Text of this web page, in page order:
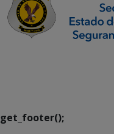
get_footer();